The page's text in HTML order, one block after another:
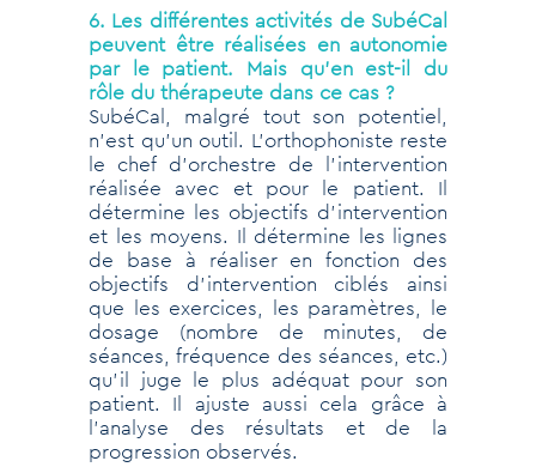
6. Les différentes activités de SubéCal
peuvent être réalisées en autonomie
par le patient. Mais qu’en est-il du
rôle du thérapeute dans ce cas ?
SubéCal, malgré tout son potentiel,
n’est qu’un outil. L’orthophoniste reste
le chef d’orchestre de l’intervention
réalisée avec et pour le patient. Il
détermine les objectifs d’intervention
et les moyens. Il détermine les lignes
de base à réaliser en fonction des
objectifs d’intervention ciblés ainsi
que les exercices, les paramètres, le
dosage (nombre de minutes, de
séances, fréquence des séances, etc.)
qu’il juge le plus adéquat pour son
patient. Il ajuste aussi cela grâce à
l’analyse des résultats et de la
progression observés.